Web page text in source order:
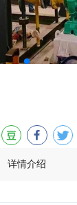
详情介绍